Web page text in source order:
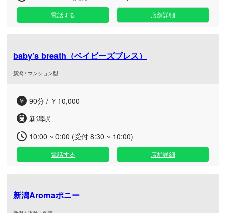
電話する 店舗詳細
baby's breath（ベイビーズブレス）
新潟 / マンション型
90分 / ￥10,000
新潟駅
10:00 ~ 0:00 (受付 8:30 ~ 10:00)
電話する 店舗詳細
新潟Aromaポニー